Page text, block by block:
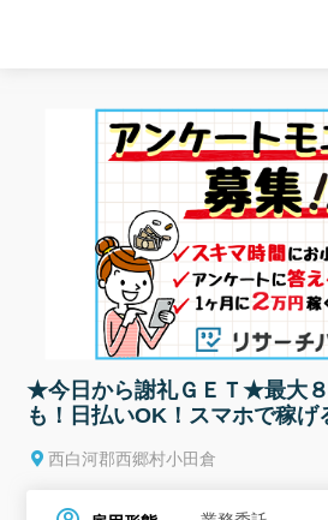
★今日から謝礼ＧＥＴ★最大
も！日払いOK！スマホで稼げ
西白河郡西郷村小田倉